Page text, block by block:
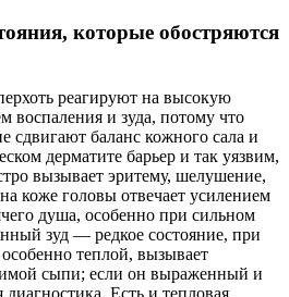
которые обостряются
реагируют на высокую
воспаления и зуда, потому что
сдвигают баланс кожного сала и
дерматите барьер и так уязвим,
вызывает эритему, шелушение,
коже головы отвечает усилением
душа, особенно при сильном
зуд — редкое состояние, при
теплой, вызывает
сыпи; если он выраженный и